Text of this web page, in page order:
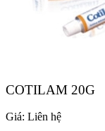
COTILAM 20G
Giá: Liên hệ